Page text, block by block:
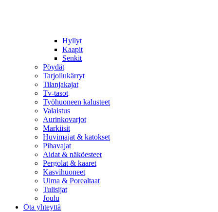
Hyllyt
Kaapit
Senkit
Pöydät
Tarjoilukärryt
Tilanjakajat
Tv-tasot
Työhuoneen kalusteet
Valaistus
Aurinkovarjot
Markiisit
Huvimajat & katokset
Pihavajat
Aidat & näköesteet
Pergolat & kaaret
Kasvihuoneet
Uima & Porealtaat
Tulisijat
Joulu
Ota yhteyttä